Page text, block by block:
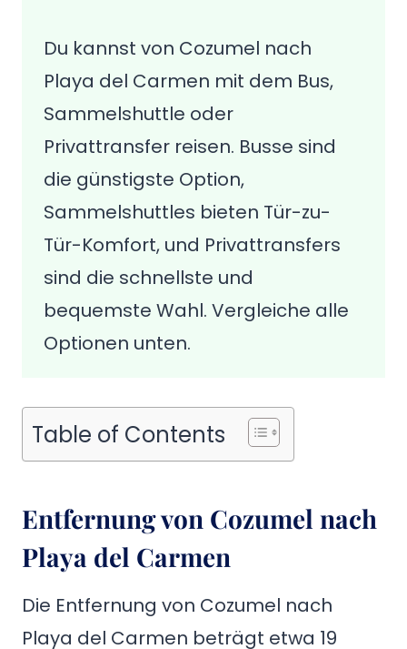
Du kannst von Cozumel nach
Playa del Carmen mit dem Bus,
Sammelshuttle oder
Privattransfer reisen. Busse sind
die günstigste Option,
Sammelshuttles bieten Tür-zu-
Tür-Komfort, und Privattransfers
sind die schnellste und
bequemste Wahl. Vergleiche alle
Optionen unten.
Table of Contents
Entfernung von Cozumel nach
Playa del Carmen
Die Entfernung von Cozumel nach
Playa del Carmen beträgt etwa 19